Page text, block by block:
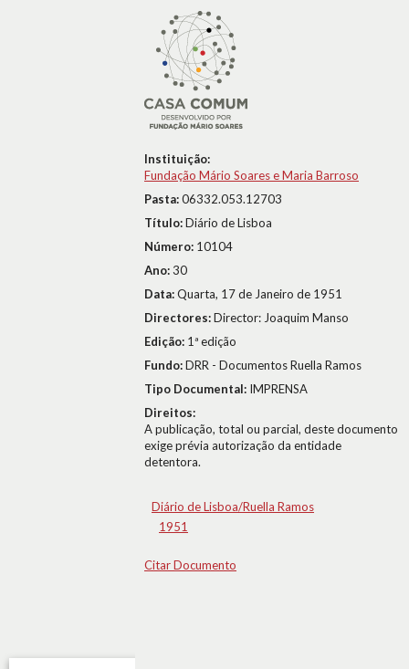
Instituição:
Fundação Mário Soares e Maria Barroso
Pasta:06332.053.12703
Título:Diário de Lisboa
Número: 10104
Ano:30
Data:Quarta, 17 de Janeiro de 1951
Directores:Director: Joaquim Manso
Edição: 1ª edição
Fundo:DRR - Documentos Ruella Ramos
Tipo Documental: IMPRENSA
Direitos:
A publicação, total ou parcial, deste documento
exige prévia autorização da entidade
detentora.
Diário de Lisboa/Ruella Ramos
1951
Citar Documento